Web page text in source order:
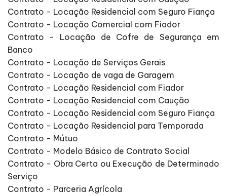
Contrato - Locação Residencial com Seguro Fiança
Contrato - Locação Comercial com Fiador
Contrato - Locação de Cofre de Segurança em
Banco
Contrato - Locação de Serviços Gerais
Contrato - Locação de vaga de Garagem
Contrato - Locação Residencial com Fiador
Contrato - Locação Residencial com Caução
Contrato - Locação Residencial com Seguro Fiança
Contrato - Locação Residencial para Temporada
Contrato - Mútuo
Contrato - Modelo Básico de Contrato Social
Contrato - Obra Certa ou Execução de Determinado
Serviço
Contrato - Parceria Agrícola